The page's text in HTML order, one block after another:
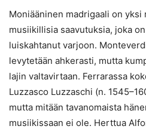
Moniääninen madrigaali on
musiikillisia saavutuksia, joka
luiskahtanut varjoon.
levytetään ahkerasti, mutta
lajin valtavirtaan. Ferrarassa
Luzzasco Luzzaschi (n.
mutta mitään tavanomaista
musiikissaan ei ole. Herttua